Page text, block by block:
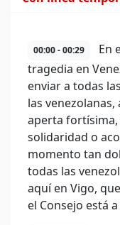
00:00 - 00:29
En
tragedia en
enviar a todas
las
aperta
solidaridad o
momento tan
todas las
aquí en Vigo,
el Consejo está